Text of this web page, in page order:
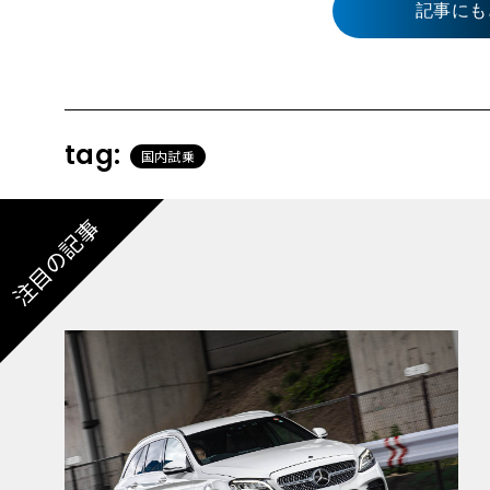
記事に
tag: 国内試乗
注目の記事